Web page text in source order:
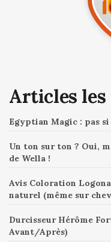
Articles les
Egyptian Magic : pas si
Un ton sur ton ? Oui,
de Wella !
Avis Coloration
naturel (même sur
Durcisseur Hérôme
Avant/Après)